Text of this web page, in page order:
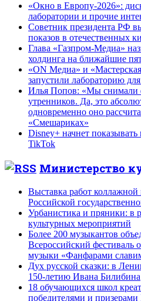
«Окно в Европу-2026»:
лаборатории и прочие
Советник президента РФ
показов в отечественных
Глава «Газпром-Медиа»
холдинга на ближайшие
«ON Медиа» и
запустили лабораторию
Илья Попов: «Мы снимали
утренников. Да, это
одновременно оно
«Смешариках»
Disney+ начнет показывать
TikTok
Министерство
Выставка работ коллажной
Российской
Урбанистика и пряники: в
культурных мероприятий
Более 200 музыкантов
Всероссийский фестиваль
музыки «Фанфарами
Дух русской сказки: в
150-летию Ивана Билибина
18 обучающихся школ
победителями и